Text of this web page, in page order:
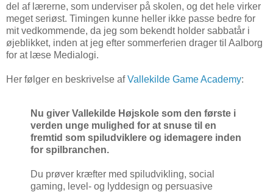
del af lærerne, som underviser på skolen, og det hele virker
meget seriøst. Timingen kunne heller ikke passe bedre for
mit vedkommende, da jeg som bekendt holder sabbatår i
øjeblikket, inden at jeg efter sommerferien drager til Aalborg
for at læse Medialogi.
Her følger en beskrivelse afVallekilde Game Academy:
Nu giver Vallekilde Højskole som den første i
verden unge mulighed for at snuse til en
fremtid som spiludviklere og idemagere inden
for spilbranchen.
Du prøver kræfter med spiludvikling, social
gaming, level- og lyddesign og persuasive